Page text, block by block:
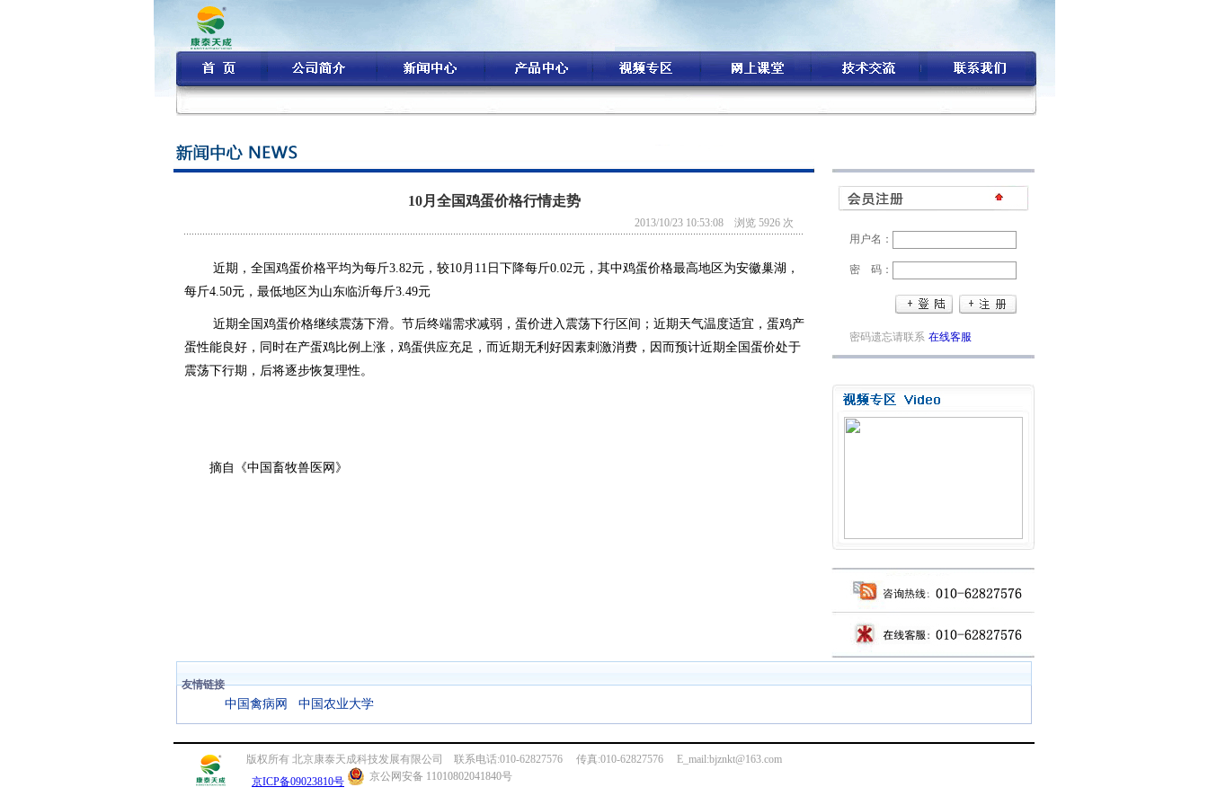
10月全国鸡蛋价格行情走势
2013/10/23 10:53:08 浏览 5926 次
近期，全国鸡蛋价格平均为每斤3.82元，较10月11日下降每斤0.02元，其中鸡蛋价格最高地区为安徽巢湖，
每斤4.50元，最低地区为山东临沂每斤3.49元
近期全国鸡蛋价格继续震荡下滑。节后终端需求减弱，蛋价进入震荡下行区间；近期天气温度适宜，蛋鸡产
蛋性能良好，同时在产蛋鸡比例上涨，鸡蛋供应充足，而近期无利好因素刺激消费，因而预计近期全国蛋价处于
震荡下行期，后将逐步恢复理性。
摘自《中国畜牧兽医网》
用户名：
密 码：
密码遗忘请联系 在线客服
友情链接
中国禽病网 中国农业大学
版权所有 北京康泰天成科技发展有限公司 联系电话:010-62827576 传真:010-62827576 E_mail:bjznkt@163.com
京ICP备09023810号
京公网安备 11010802041840号